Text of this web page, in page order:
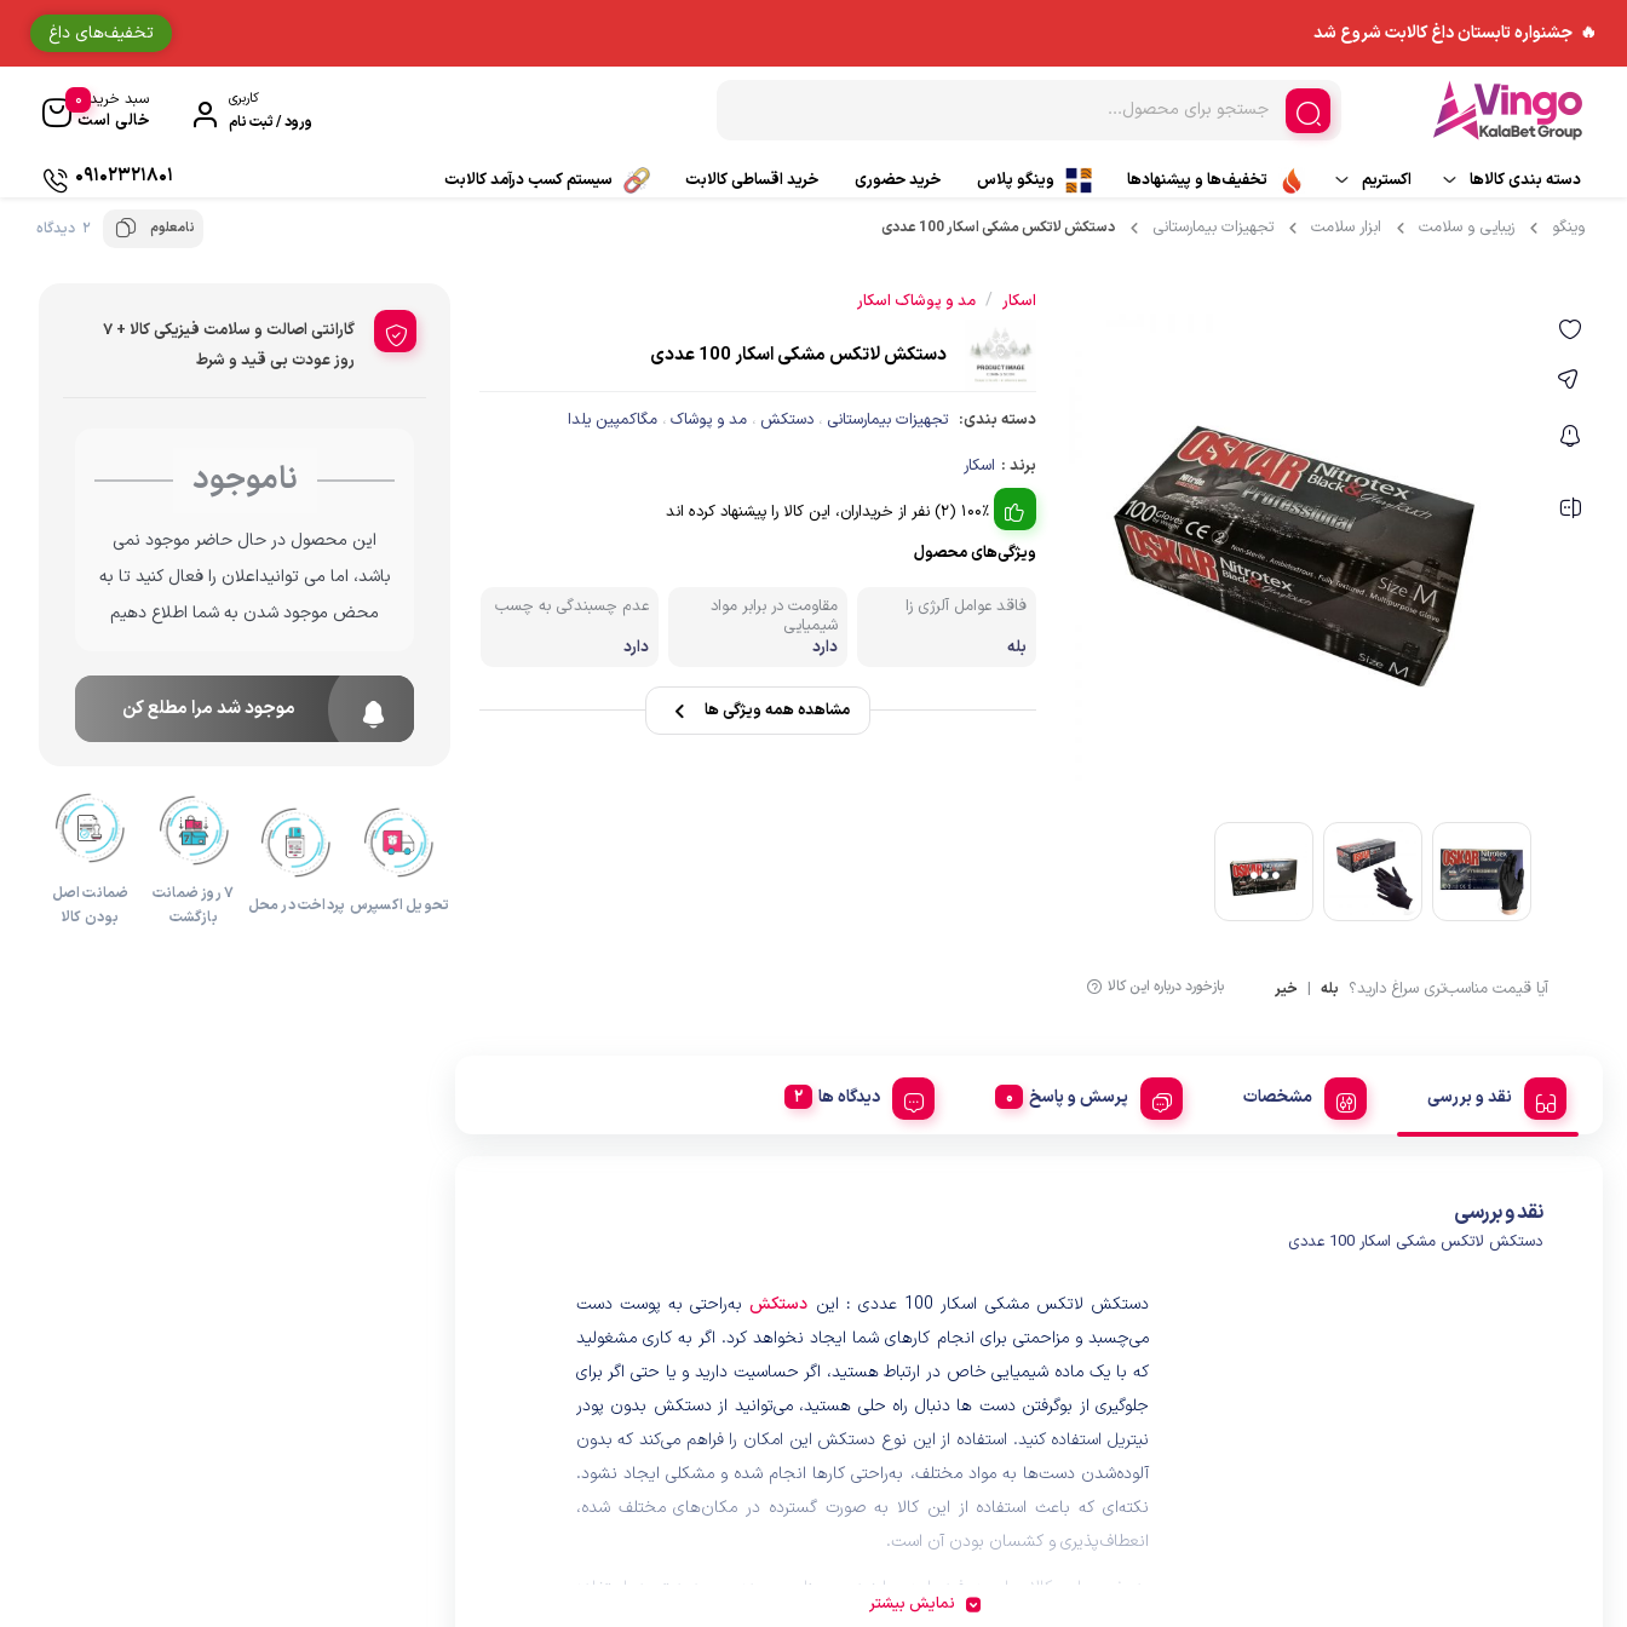
🔥 جشنواره تابستان داغ کالابت شروع شد تخفیف‌های داغ
کاربری
ورود / ثبت نام
سبد خرید
خالی است
0
دسته بندی کالاها
مد و پوشاک
پلار
شلوار کوهنوردی و ورزشی
لگینگ ورزشی
شلوارک کوهنوردی و ورزشی
کلاه ورزشی و کوهنوردی
دستکش
جوراب و ساق مردانه
ادکلن
زیبایی و سلامت
کوله پشتی
تجهیزات جانبی
اکستریم
ورزش های هوایی
چتر کمکی پاراگلایدر
صندلی پاراگلایدر
بی سیم
تخفیف‌ها و پیشنهادها وینگو پلاس خرید حضوری خرید اقساطی کالابت سیستم کسب درآمد کالابت 09102321801
وینگو زیبایی و سلامت ابزار سلامت تجهیزات بیمارستانی دستکش لاتکس مشکی اسکار 100 عددی نامعلوم 2 دیدگاه
آیا قیمت مناسب‌تری سراغ دارید؟ بله | خیر بازخورد درباره این کالا
اسکار / مد و پوشاک اسکار
دستکش لاتکس مشکی اسکار 100 عددی
دسته بندی: تجهیزات بیمارستانی ،دستکش ،مد و پوشاک ،مگاکمپین یلدا
برند : اسکار
100% (2) نفر از خریداران، این کالا را پیشنهاد کرده اند
ویژگی‌های محصول
فاقد عوامل آلرژی زا
بله
مقاومت در برابر مواد
شیمیایی
دارد
عدم چسبندگی به چسب
دارد
مشاهده همه ویژگی ها
گارانتی اصالت و سلامت فیزیکی کالا + 7
روز عودت بی قید و شرط
ناموجود
این محصول در حال حاضر موجود نمی
باشد، اما می توانیداعلان را فعال کنید تا به
محض موجود شدن به شما اطلاع دهیم
موجود شد مرا مطلع کن
تحویل اکسپرس پرداخت در محل
۷ روز ضمانت
بازگشت
ضمانت اصل
بودن کالا
نقد و بررسی مشخصات پرسش و پاسخ دیدگاه ها
نقد و بررسی
دستکش لاتکس مشکی اسکار 100 عددی
دستکش لاتکس مشکی اسکار 100 عددی : این دستکشبه‌راحتی به پوست دست
می‌چسبد و مزاحمتی برای انجام کارهای شما ایجاد نخواهد کرد. اگر به کاری مشغولید
که با یک ماده شیمیایی خاص در ارتباط هستید، اگر حساسیت دارید و یا حتی اگر برای
جلوگیری از بوگرفتن دست ها دنبال راه حلی هستید، می‌توانید از دستکش بدون پودر
نیتریل استفاده کنید. استفاده از این نوع دستکش این امکان را فراهم می‌کند که بدون
آلوده‌شدن دست‌ها به مواد مختلف، به‌راحتی کارها انجام شده و مشکلی ایجاد نشود.
نکته‌ای که باعث استفاده از این کالا به صورت گسترده در مکان‌های مختلف شده،
انعطاف‌پذیری و کشسان بودن آن است.
در ضمن این کالا، برای هر فرد با هر سایز دست مناسب بوده و محدودیتی در استفاده
نمایش بیشتر